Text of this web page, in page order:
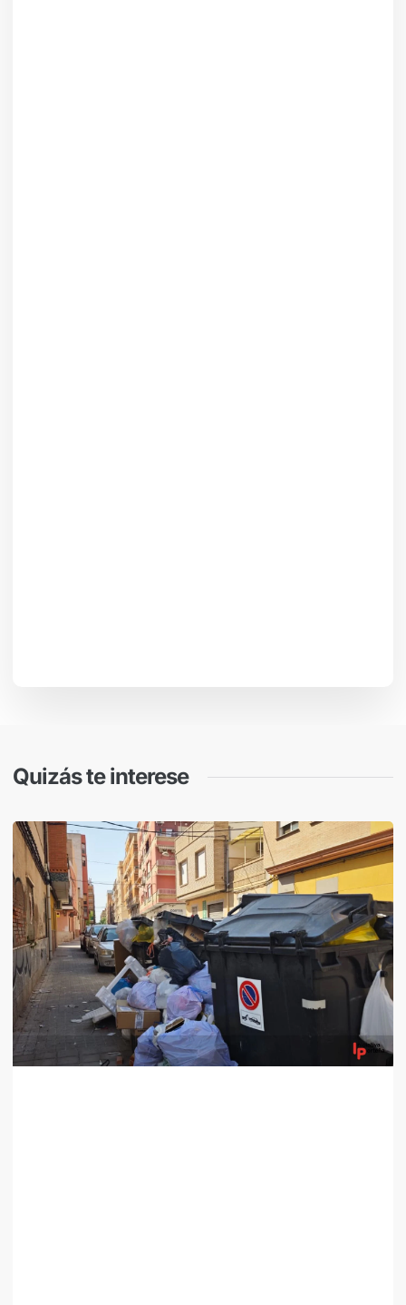
Quizás te interese